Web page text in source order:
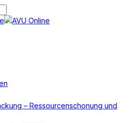
– Ressourcenschonung und